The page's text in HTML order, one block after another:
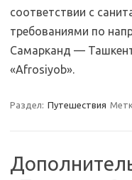
соответствии с
требованиями по
Самарканд —
«Afrosiyob».
Раздел: Путешествия